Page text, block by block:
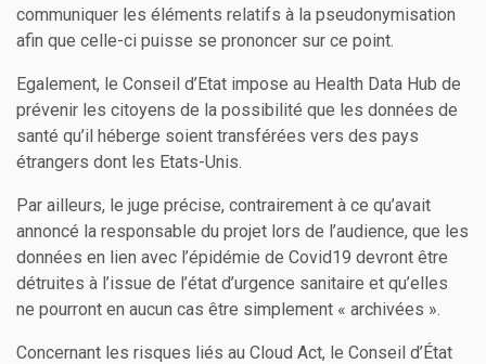
communiquer les éléments relatifs à la pseudonymisation
afin que celle-ci puisse se prononcer sur ce point.
Egalement, le Conseil d’Etat impose au Health Data Hub de
prévenir les citoyens de la possibilité que les données de
santé qu’il héberge soient transférées vers des pays
étrangers dont les Etats-Unis.
Par ailleurs, le juge précise, contrairement à ce qu’avait
annoncé la responsable du projet lors de l’audience, que les
données en lien avec l’épidémie de Covid19 devront être
détruites à l’issue de l’état d’urgence sanitaire et qu’elles
ne pourront en aucun cas être simplement « archivées ».
Concernant les risques liés au Cloud Act, le Conseil d’État